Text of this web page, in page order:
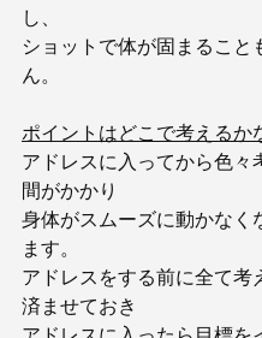
し、
ショットで体が固まること
ん。
ポイントはどこで考えるか
アドレスに入ってから色々
間がかかり
身体がスムーズに動かなく
ます。
アドレスをする前に全て考
済ませておき